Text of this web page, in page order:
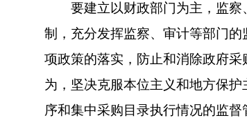
要建立以财政部门为主，监察
制，充分发挥监察、审计等部门
项政策的落实，防止和消除政府
为，坚决克服本位主义和地方保
序和集中采购目录执行情况的监